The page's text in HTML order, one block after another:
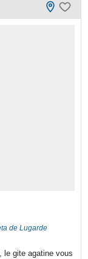
de Lugarde
le gite agatine vous